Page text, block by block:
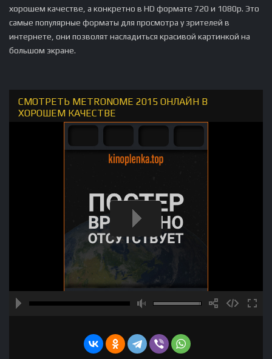
хорошем качестве, а конкретно в HD формате 720 и 1080p. Это
самые популярные форматы для просмотра у зрителей в
интернете, они позволят насладиться красивой картинкой на
большом экране.
СМОТРЕТЬ METRONOME 2015 ОНЛАЙН В
ХОРОШЕМ КАЧЕСТВЕ